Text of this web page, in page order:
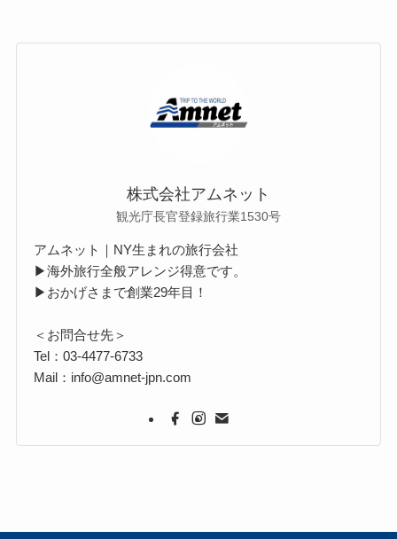
株式会社アムネット
観光庁長官登録旅行業1530号
アムネット｜NY生まれの旅行会社
▶海外旅行全般アレンジ得意です。
▶おかげさまで創業29年目！
＜お問合せ先＞
Tel：03-4477-6733
Mail：info@amnet-jpn.com